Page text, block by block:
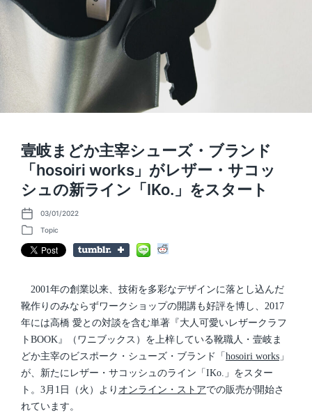
壹岐まどか主宰シューズ・ブランド
「hosoiri works」がレザー・サコッ
シュの新ライン「IKo.」をスタート
P
o
t
d
03/01/2022
P
o
s
n
Topic
2001年の創業以来、技術を多彩なデザインに落とし込んだ
靴作りのみならずワークショップの開講も好評を博し、2017
年には高橋 愛との対談を含む単著『大人可愛いレザークラフ
トBOOK』（ワニブックス）を上梓している靴職人・壹岐ま
どか主宰のビスポーク・シューズ・ブランド「 hosoiri works 」
が、新たにレザー・サコッシュのライン「IKo.」をスター
ト。3月1日（火）より オンライン・ストアでの販売が開始さ
れています。